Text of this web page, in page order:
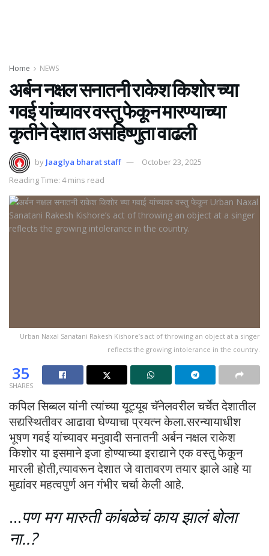
Home NEWS
अर्बन नक्षल सनातनी राकेश किशोर च्या
गवई यांच्यावर वस्तु फेकून मारण्याच्या
कृतीने देशात असहिष्णुता वाढली
by Jaaglya bharat staff
October 23, 2025
Reading Time: 4 mins read
Urban Naxal Sanatani Rakesh Kishore’s act of throwing an object at a singer
reflects the growing intolerance in the country.
35
SHARES
कपिल सिब्बल यांनी त्यांच्या यूट्यूब चॅनेलवरील चर्चेत देशातील
सद्यस्थितीवर आढावा घेण्याचा प्रयत्न केला.सरन्यायाधीश
भूषण गवई यांच्यावर मनुवादी सनातनी अर्बन नक्षल राकेश
किशोर या इसमाने इजा होण्याच्या इराद्याने एक वस्तु फेकून
मारली होती,त्यावरून देशात जे वातावरण तयार झाले आहे या
मुद्यांवर महत्वपुर्ण अन गंभीर चर्चा केली आहे.
…पण मग मारुती कांबळेचं काय झालं बोला
ना..?